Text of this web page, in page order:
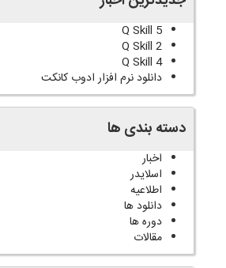
Q Skill 5
Q Skill 2
Q Skill 4
دانلود نرم افزار ادوب کانکت
دسته بندی ها
اخبار
اسلایدر
اطلاعیه
دانلود ها
دوره ها
مقالات